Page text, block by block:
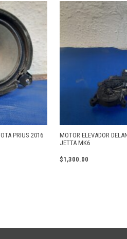
PRIUS 2016
MOTOR ELEVADOR
JETTA MK6
$1,300.00